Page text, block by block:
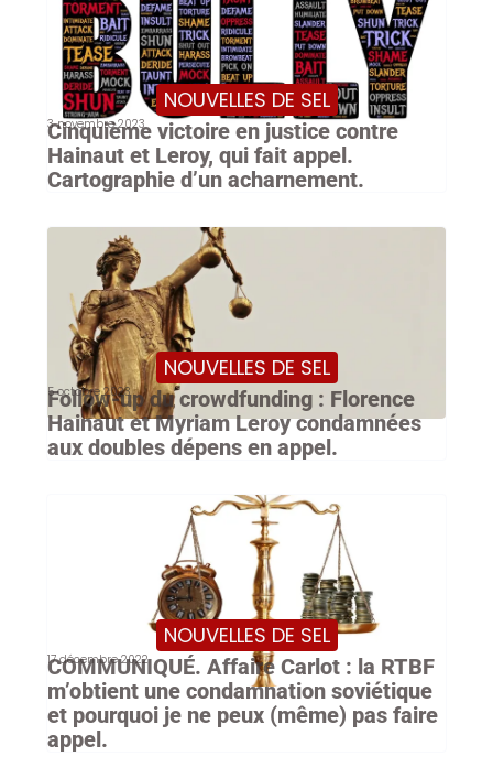
NOUVELLES DE SEL
3 novembre 2023
Cinquième victoire en justice contre
Hainaut et Leroy, qui fait appel.
Cartographie d’un acharnement.
NOUVELLES DE SEL
5 octobre 2023
Follow-up du crowdfunding : Florence
Hainaut et Myriam Leroy condamnées
aux doubles dépens en appel.
NOUVELLES DE SEL
17 décembre 2022
COMMUNIQUÉ. Affaire Carlot : la RTBF
m’obtient une condamnation soviétique
et pourquoi je ne peux (même) pas faire
appel.